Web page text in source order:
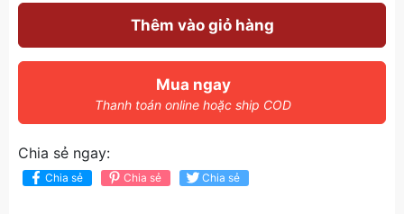
Thêm vào giỏ hàng
Mua ngay
Thanh toán online hoặc ship COD
Chia sẻ ngay:
Chia sẻ Chia sẻ Chia sẻ